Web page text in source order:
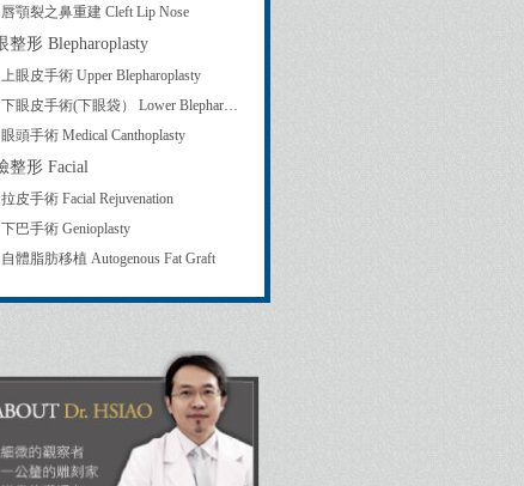
唇顎裂之鼻重建 Cleft Lip Nose
整形 Blepharoplasty
上眼皮手術 Upper Blepharoplasty
下眼皮手術(下眼袋） Lower Blepharoplasty
眼頭手術 Medical Canthoplasty
整形 Facial
拉皮手術 Facial Rejuvenation
下巴手術 Genioplasty
自體脂肪移植 Autogenous Fat Graft